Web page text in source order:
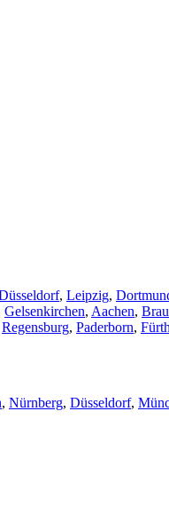
, Leipzig,
Gelsenkirchen, Aachen,
Regensburg, Paderborn, Fürth
, Nürnberg, Düsseldorf,